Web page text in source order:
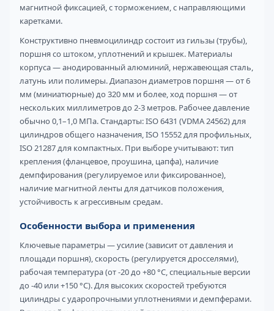
магнитной фиксацией, с торможением, с направляющими
каретками.
Конструктивно пневмоцилиндр состоит из гильзы (трубы),
поршня со штоком, уплотнений и крышек. Материалы
корпуса — анодированный алюминий, нержавеющая сталь,
латунь или полимеры. Диапазон диаметров поршня — от 6
мм (миниатюрные) до 320 мм и более, ход поршня — от
нескольких миллиметров до 2-3 метров. Рабочее давление
обычно 0,1–1,0 МПа. Стандарты: ISO 6431 (VDMA 24562) для
цилиндров общего назначения, ISO 15552 для профильных,
ISO 21287 для компактных. При выборе учитывают: тип
крепления (фланцевое, проушина, цапфа), наличие
демпфирования (регулируемое или фиксированное),
наличие магнитной ленты для датчиков положения,
устойчивость к агрессивным средам.
Особенности выбора и применения
Ключевые параметры — усилие (зависит от давления и
площади поршня), скорость (регулируется дросселями),
рабочая температура (от -20 до +80 °C, специальные версии
до -40 или +150 °C). Для высоких скоростей требуются
цилиндры с ударопрочными уплотнениями и демпферами.